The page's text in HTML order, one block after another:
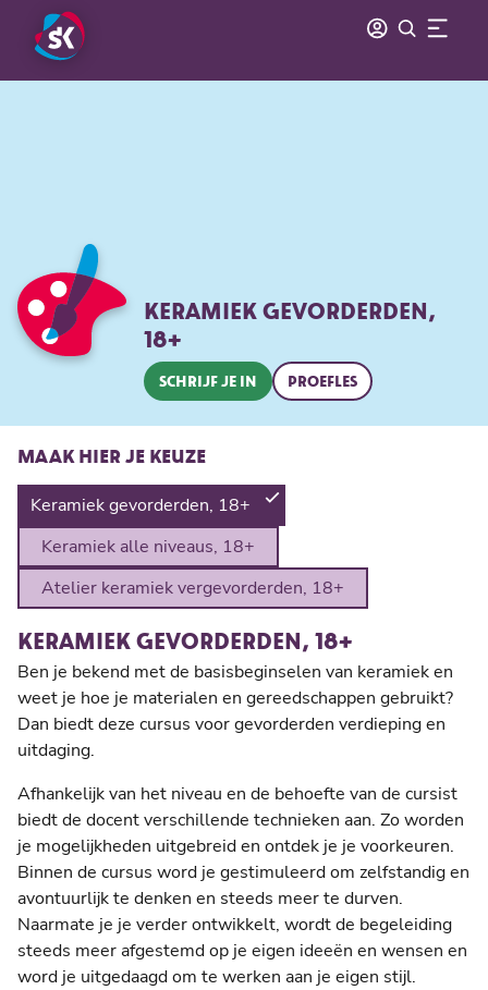
KERAMIEK GEVORDERDEN,
18+
SCHRIJF JE IN PROEFLES
MAAK HIER JE KEUZE
Keramiek gevorderden, 18+
Keramiek alle niveaus, 18+
Atelier keramiek vergevorderden, 18+
KERAMIEK GEVORDERDEN, 18+
Ben je bekend met de basisbeginselen van keramiek en
weet je hoe je materialen en gereedschappen gebruikt?
Dan biedt deze cursus voor gevorderden verdieping en
uitdaging.
Afhankelijk van het niveau en de behoefte van de cursist
biedt de docent verschillende technieken aan. Zo worden
je mogelijkheden uitgebreid en ontdek je je voorkeuren.
Binnen de cursus word je gestimuleerd om zelfstandig en
avontuurlijk te denken en steeds meer te durven.
Naarmate je je verder ontwikkelt, wordt de begeleiding
steeds meer afgestemd op je eigen ideeën en wensen en
word je uitgedaagd om te werken aan je eigen stijl.